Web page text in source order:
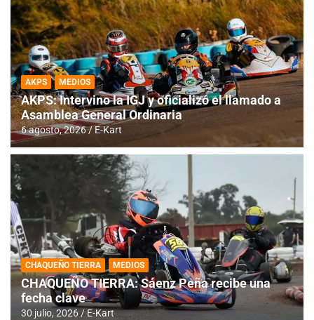
AKPS MEDIOS
AKPS: Intervino la IGJ y oficializó el llamado a
Asamblea General Ordinaria
6 agosto, 2026 E-Kart
CHAQUEÑO TIERRA MEDIOS
CHAQUEÑO TIERRA: Sáenz Peña recibe una
fecha clave
30 julio, 2026 E-Kart